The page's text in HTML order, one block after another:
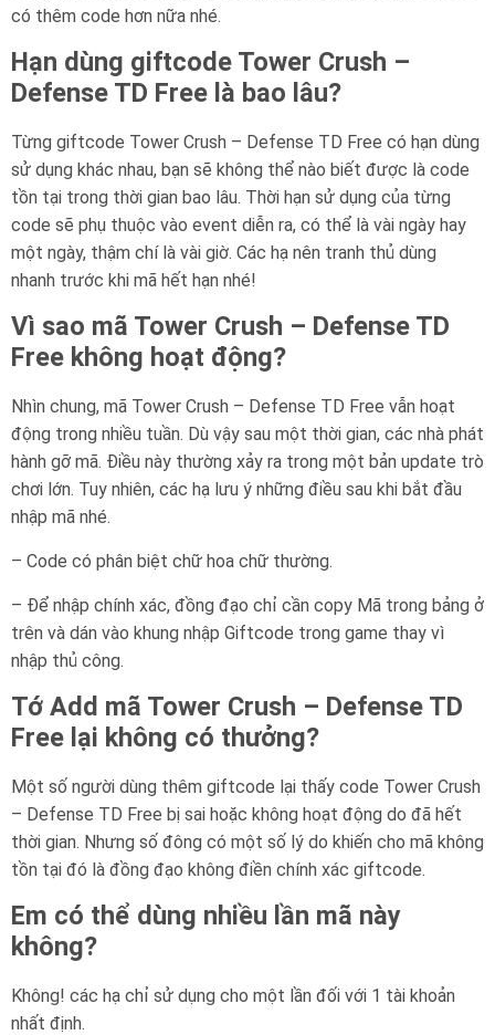
có thêm code hơn nữa nhé.
Hạn dùng giftcode Tower Crush –
Defense TD Free là bao lâu?
Từng giftcode Tower Crush – Defense TD Free có hạn dùng
sử dụng khác nhau, bạn sẽ không thể nào biết được là code
tồn tại trong thời gian bao lâu. Thời hạn sử dụng của từng
code sẽ phụ thuộc vào event diễn ra, có thể là vài ngày hay
một ngày, thậm chí là vài giờ. Các hạ nên tranh thủ dùng
nhanh trước khi mã hết hạn nhé!
Vì sao mã Tower Crush – Defense TD
Free không hoạt động?
Nhìn chung, mã Tower Crush – Defense TD Free vẫn hoạt
động trong nhiều tuần. Dù vậy sau một thời gian, các nhà phát
hành gỡ mã. Điều này thường xảy ra trong một bản update trò
chơi lớn. Tuy nhiên, các hạ lưu ý những điều sau khi bắt đầu
nhập mã nhé.
– Code có phân biệt chữ hoa chữ thường.
– Để nhập chính xác, đồng đạo chỉ cần copy Mã trong bảng ở
trên và dán vào khung nhập Giftcode trong game thay vì
nhập thủ công.
Tớ Add mã Tower Crush – Defense TD
Free lại không có thưởng?
Một số người dùng thêm giftcode lại thấy code Tower Crush
– Defense TD Free bị sai hoặc không hoạt động do đã hết
thời gian. Nhưng số đông có một số lý do khiến cho mã không
tồn tại đó là đồng đạo không điền chính xác giftcode.
Em có thể dùng nhiều lần mã này
không?
Không! các hạ chỉ sử dụng cho một lần đối với 1 tài khoản
nhất định.